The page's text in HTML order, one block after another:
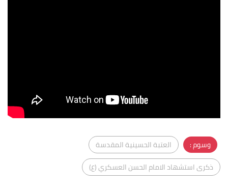
وسوم :
العتبة الحسينية المقدسة
ذكرى استشهاد الامام الحسن العسكري (ع)